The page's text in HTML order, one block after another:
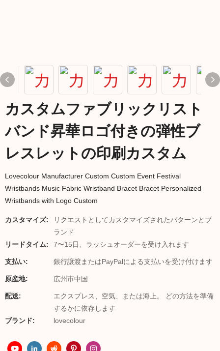
カスタムファブリックリスト
バンド昇華ロゴ付きの弾性ブ
レスレットの印刷カスタム
Lovecolour Manufacturer Custom Custom Event Festival
Wristbands Music Fabric Wristband Bracet Bracet Personalized
Wristbands with Logo Custom
カスタマイズ:
リクエストとしてカスタマイズされたパターンとブ
ランド
リードタイム:
7〜15日、ラッシュオーダーを受け入れます
支払い: 銀行譲渡またはPayPalによる支払いを受け付けます
原産地: 広州市中国
配送:
エクスプレス、空気、または海上。 どの方法を準備
するかに依存します
ブランド:
lovecolour